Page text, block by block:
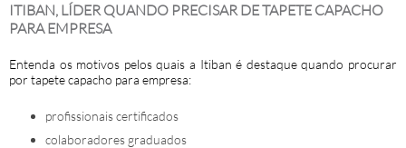
ITIBAN, LÍDER QUANDO PRECISAR DE TAPETE CAPACHO
PARA EMPRESA
Entenda os motivos pelos quais a Itiban é destaque quando procurar
por tapete capacho para empresa:
profissionais certificados
colaboradores graduados